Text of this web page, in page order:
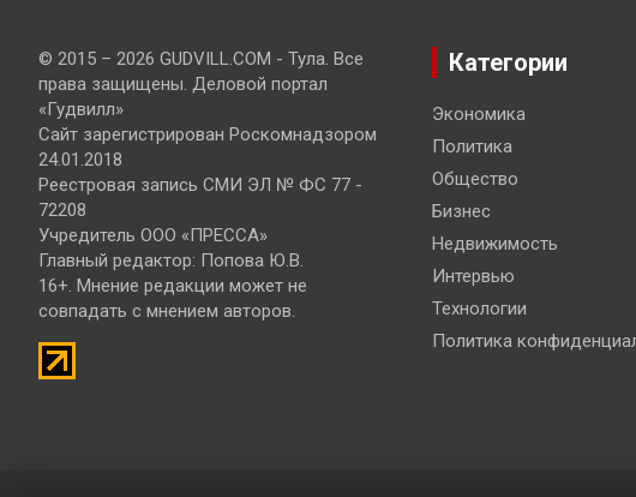
© 2015 – 2026 GUDVILL.COM - Тула. Все
права защищены. Деловой портал
«Гудвилл»
Сайт зарегистрирован Роскомнадзором
24.01.2018
Реестровая запись СМИ ЭЛ № ФС 77 -
72208
Учредитель ООО «ПРЕССА»
Главный редактор: Попова Ю.В.
16+. Мнение редакции может не
совпадать с мнением авторов.
Категории
Экономика
Политика
Общество
Бизнес
Недвижимость
Интервью
Технологии
Политика